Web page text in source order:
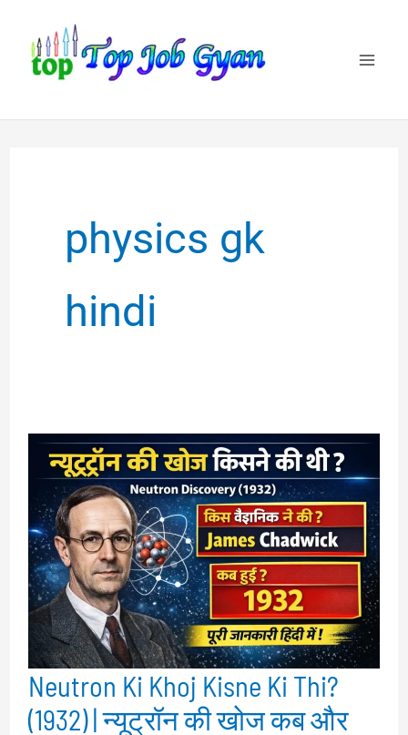
content
physics gk
hindi
Neutron Ki Khoj Kisne Ki Thi?
(1932) | न्यूट्रॉन की खोज कब और